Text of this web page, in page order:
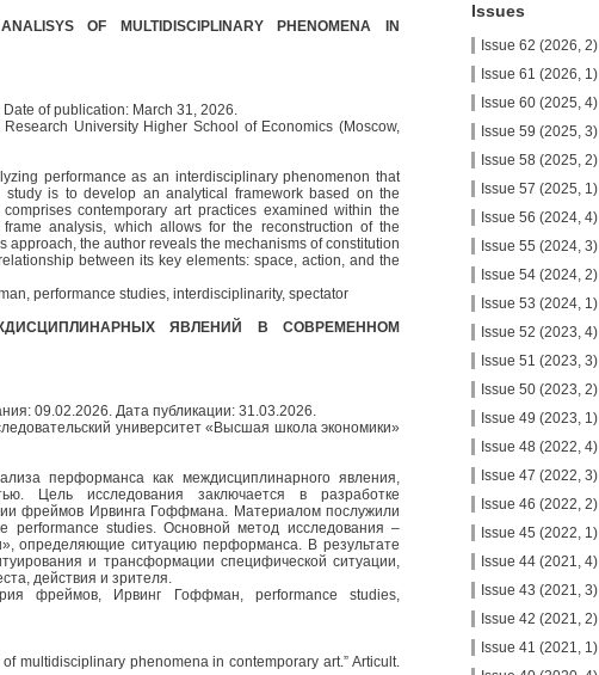
OF MULTIDISCIPLINARY PHENOMENA IN
of publication: March 31, 2026.
University Higher School of Economics (Moscow,
performance as an interdisciplinary phenomenon that
is to develop an analytical framework based on the
contemporary art practices examined within the
analysis, which allows for the reconstruction of the
the author reveals the mechanisms of constitution
between its key elements: space, action, and the
performance studies, interdisciplinarity, spectator
ЯВЛЕНИЙ В СОВРЕМЕННОМ
09.02.2026. Дата публикации: 31.03.2026.
университет «Высшая школа экономики»
перформанса как междисциплинарного явления,
Цель исследования заключается в разработке
фреймов Ирвинга Гоффмана. Материалом послужили
performance studies. Основной метод исследования –
определяющие ситуацию перформанса. В результате
и трансформации специфической ситуации,
действия и зрителя.
фреймов, Ирвинг Гоффман, performance studies,
multidisciplinary phenomena in contemporary art.” Articult.
Issues
Issue 62 (2026, 2)
Issue 61 (2026, 1)
Issue 60 (2025, 4)
Issue 59 (2025, 3)
Issue 58 (2025, 2)
Issue 57 (2025, 1)
Issue 56 (2024, 4)
Issue 55 (2024, 3)
Issue 54 (2024, 2)
Issue 53 (2024, 1)
Issue 52 (2023, 4)
Issue 51 (2023, 3)
Issue 50 (2023, 2)
Issue 49 (2023, 1)
Issue 48 (2022, 4)
Issue 47 (2022, 3)
Issue 46 (2022, 2)
Issue 45 (2022, 1)
Issue 44 (2021, 4)
Issue 43 (2021, 3)
Issue 42 (2021, 2)
Issue 41 (2021, 1)